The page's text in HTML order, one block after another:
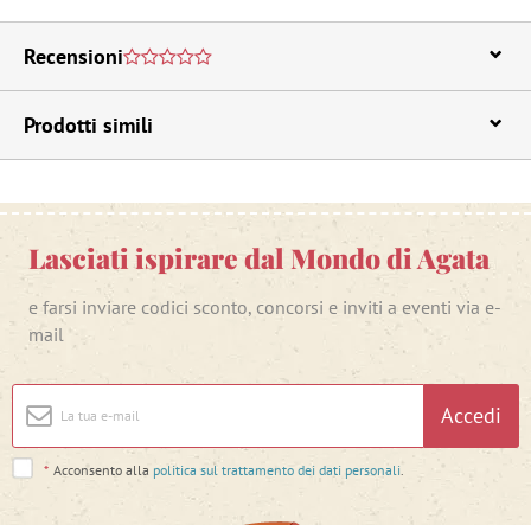
Recensioni
Prodotti simili
Lasciati ispirare dal Mondo di Agata
e farsi inviare codici sconto, concorsi e inviti a eventi via e-
mail
Accedi
* Acconsento alla politica sul trattamento dei dati personali